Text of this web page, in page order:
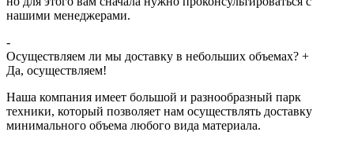
нашими менеджерами.
-
Осуществляем ли мы доставку в небольших объемах? +
Да, осуществляем!
Наша компания имеет большой и разнообразный парк
техники, который позволяет нам осуществлять доставку
минимального объема любого вида материала.